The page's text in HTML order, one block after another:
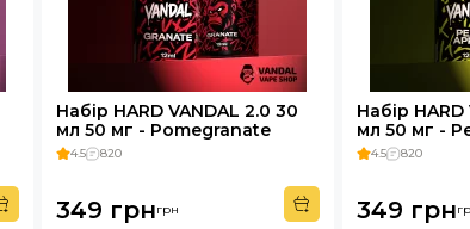
Набір HARD VANDAL 2.0 30
мл 50 мг - Pomegranate
4.5 820
349 грнгрн
Набір
мл 50 мг -
4.5 820
349 грн